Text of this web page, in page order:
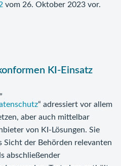
vom 26. Oktober 2023 vor.
KI-Einsatz
“ adressiert vor allem
aber auch mittelbar
von KI-Lösungen. Sie
Sicht der Behörden relevanten
abschließender